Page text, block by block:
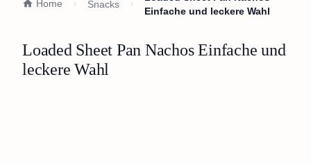
Home Snacks
Einfache und leckere Wahl
Loaded Sheet Pan Nachos Einfache und
leckere Wahl